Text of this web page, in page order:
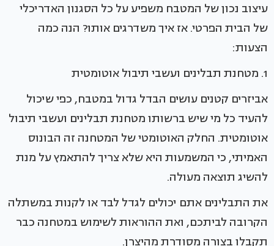
עיצוב נכון של המטבח משפיע על כל הסגנון האדריכלי
של הבית הפרטי. אז איך משדרגים אותו? הנה כמה
הצעות:
1. מטחנת תבלינים ועשבי תיבול אוטומטית
אביזרים קטנים עושים הבדל גדול במטבח, כפי שיכול
להעיד כל מי שיש ברשותו מטחנת תבלינים ועשבי תיבול
אוטומטית. החלק האוטומטי של המטחנה זה הבונוס
האמיתי, כי המשמעות היא שלא צריך להתאמץ על מנת
להשיג תוצאה מעולה.
את התבלינים אתם יכולים לגדל לבד או לקנות במשתלה
הקרובה לביתכם, ואת ההוראות לשימוש במטחנה כבר
תקבלו בצורה מסודרת מהיצרן.